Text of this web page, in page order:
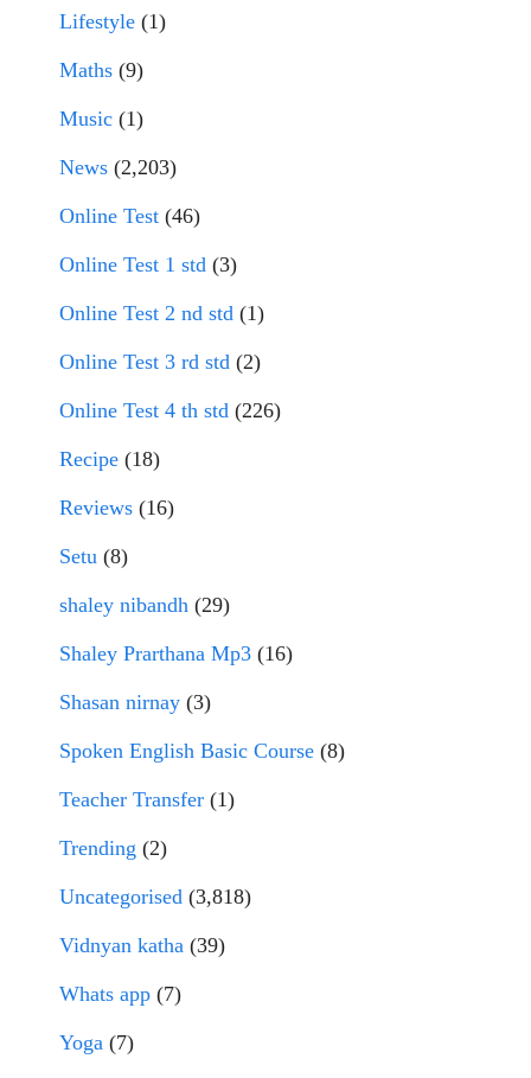
Lifestyle (1)
Maths (9)
Music (1)
News (2,203)
Online Test (46)
Online Test 1 std (3)
Online Test 2 nd std (1)
Online Test 3 rd std (2)
Online Test 4 th std (226)
Recipe (18)
Reviews (16)
Setu (8)
shaley nibandh (29)
Shaley Prarthana Mp3 (16)
Shasan nirnay (3)
Spoken English Basic Course (8)
Teacher Transfer (1)
Trending (2)
Uncategorised (3,818)
Vidnyan katha (39)
Whats app (7)
Yoga (7)